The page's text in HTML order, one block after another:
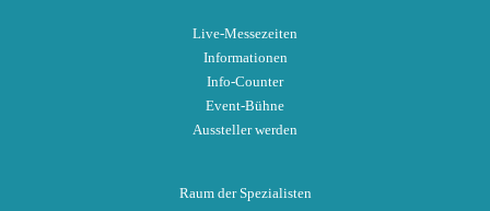
Live-Messezeiten
Informationen
Info-Counter
Event-Bühne
Aussteller werden
Raum der Spezialisten